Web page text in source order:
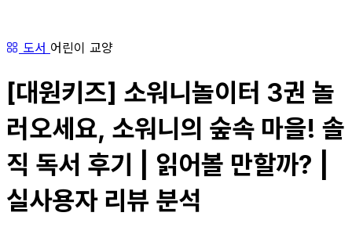
도서 어린이 교양
[대원키즈] 소워니놀이터 3권 놀
러오세요, 소워니의 숲속 마을! 솔
직 독서 후기 | 읽어볼 만할까? |
실사용자 리뷰 분석